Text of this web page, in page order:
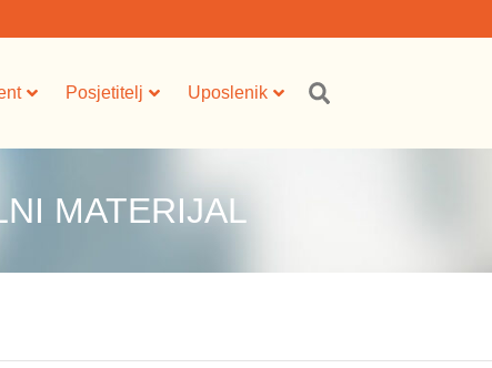
Posjetitelj Uposlenik
MATERIJAL